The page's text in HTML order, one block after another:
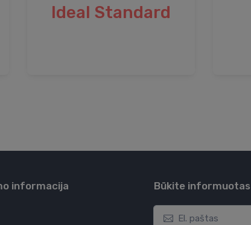
Ideal Standard
informacija Būkite informuotas